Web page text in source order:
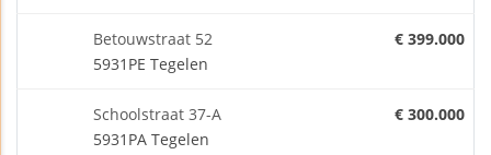
Betouwstraat 52
5931PE Tegelen
€ 399.000
Schoolstraat 37-A
5931PA Tegelen
€ 300.000